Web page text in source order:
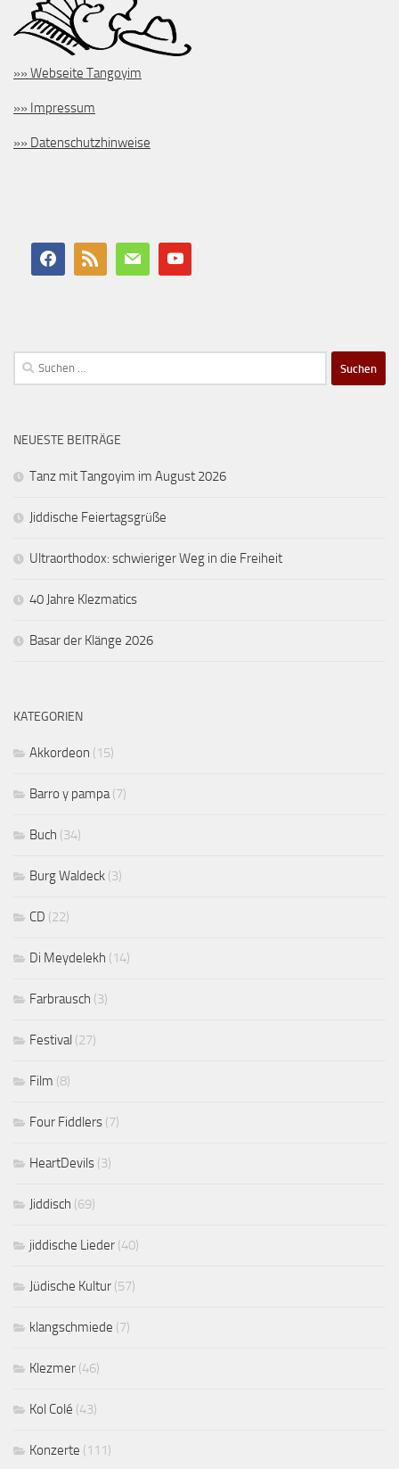
»» Webseite Tangoyim
»» Impressum
»» Datenschutzhinweise
Suchen
nach:
NEUESTE BEITRÄGE
Tanz mit Tangoyim im August 2026
Jiddische Feiertagsgrüße
Ultraorthodox: schwieriger Weg in die Freiheit
40 Jahre Klezmatics
Basar der Klänge 2026
KATEGORIEN
Akkordeon (15)
Barro y pampa(7)
Buch (34)
Burg Waldeck (3)
CD (22)
Di Meydelekh (14)
Farbrausch (3)
Festival (27)
Film (8)
Four Fiddlers (7)
HeartDevils (3)
Jiddisch (69)
jiddische Lieder (40)
Jüdische Kultur (57)
klangschmiede (7)
Klezmer (46)
Kol Colé (43)
Konzerte (111)